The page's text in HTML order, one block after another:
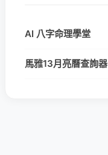
AI 八字命理學堂
馬雅13月亮曆查詢器